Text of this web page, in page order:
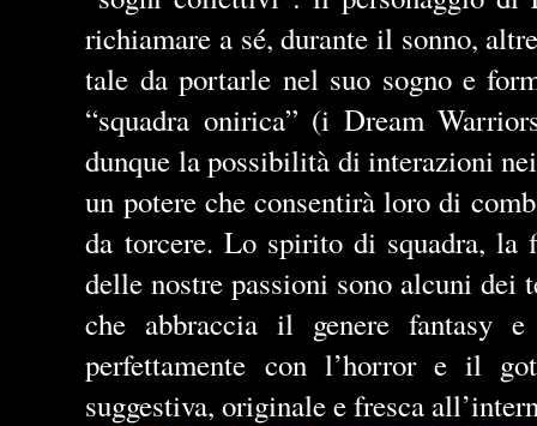
richiamare a sé, durante il sonno,
tale da portarle nel suo sogno e
“squadra onirica” (i Dream
dunque la possibilità di interazioni
un potere che consentirà loro di
da torcere. Lo spirito di squadra,
delle nostre passioni sono alcuni dei
che abbraccia il genere fantasy
perfettamente con l’horror e il
suggestiva, originale e fresca